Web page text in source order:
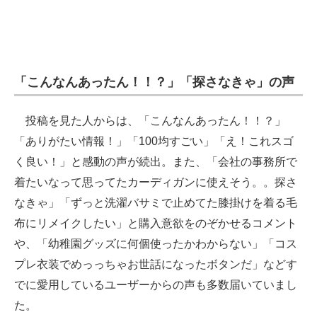
「こんなんあったん！！？」「探さなきゃ」の声
投稿を見た人からは、「こんなんあったん！！？」
「ありがたい情報！」「100均すごい」「え！これスゴ
く良い！」と感動の声が続出。また、「会社の事務所で
着たいなって思ってたカーディガンに使えそう。。探さ
なきゃ」「ずっと洗濯バサミで止めてた膝掛けを着る毛
布にリメイクしたい」と購入意欲をのぞかせるコメント
や、「幼稚園グッズに何個使ったかわからない」「コス
プレ衣装でめっっちゃお世話になったボタンだ」などす
でに愛用しているユーザーからの声も多数届いていまし
た。